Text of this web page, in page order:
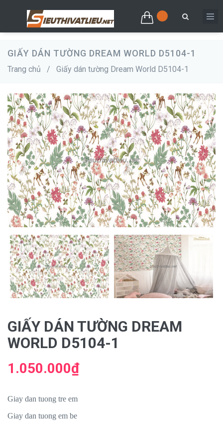
GIẤY DÁN TƯỜNG DREAM WORLD D5104-1
Trang chủ / Giấy dán tường Dream World D5104-1
GIẤY DÁN TƯỜNG DREAM
WORLD D5104-1
1.050.000₫
Giay dan tuong tre em
Giay dan tuong em be